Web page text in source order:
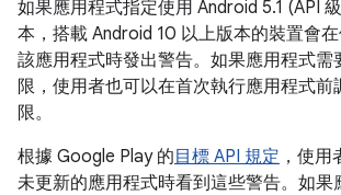
如果應用程式指定使用 Android 5.1 (API
本，搭載 Android 10 以上版本的裝置會
該應用程式時發出警告。如果應用程式需
限，使用者也可以在首次執行應用程式前
限。
根據 Google Play 的 目標 API 規定 ，使
未更新的應用程式時看到這些警告。如果